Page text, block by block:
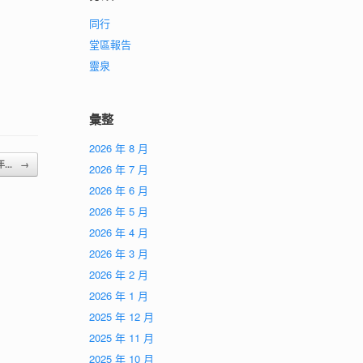
... →
同行
堂區報告
靈泉
彙整
2026 年 8 月
2026 年 7 月
2026 年 6 月
2026 年 5 月
2026 年 4 月
2026 年 3 月
2026 年 2 月
2026 年 1 月
2025 年 12 月
2025 年 11 月
2025 年 10 月